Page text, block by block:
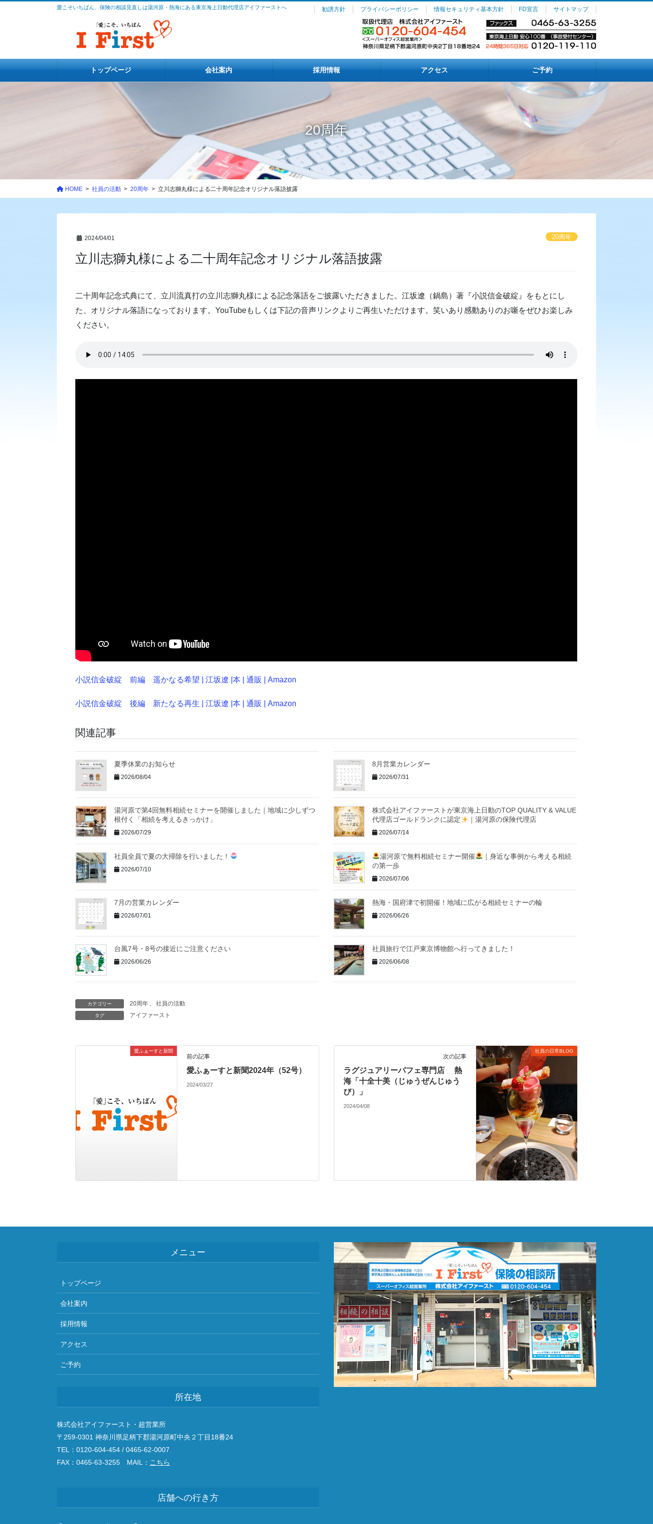
愛こそいちばん、保険の相談見直しは湯河原・熱海にある東京海上日動代理店アイファーストへ 勧誘方針 プライバシーポリシー 情報セキュリティ基本方針 FD宣言 サイトマップ
トップページ 会社案内 採用情報 アクセス ご予約
20周年
HOME 社員の活動 20周年 立川志獅丸様による二十周年記念オリジナル落語披露
2024/04/01 20周年
立川志獅丸様による二十周年記念オリジナル落語披露
二十周年記念式典にて、立川流真打の立川志獅丸様による記念落語をご披露いただきました。江坂遼（鍋島）著『小説信金破綻』をもとにし
た、オリジナル落語になっております。YouTubeもしくは下記の音声リンクよりご再生いただけます。笑いあり感動ありのお噺をぜひお楽しみ
ください。
小説信金破綻 前編 遥かなる希望 | 江坂遼 |本 | 通販 | Amazon
小説信金破綻 後編 新たなる再生 | 江坂遼 |本 | 通販 | Amazon
関連記事
夏季休業のお知らせ
2026/08/04
8月営業カレンダー
2026/07/31
湯河原で第4回無料相続セミナーを開催しました｜地域に少しずつ
根付く「相続を考えるきっかけ」
2026/07/29
株式会社アイファーストが東京海上日動のTOP QUALITY & VALUE
代理店ゴールドランクに認定
｜湯河原の保険代理店
2026/07/14
社員全員で夏の大掃除を行いました！
2026/07/10
湯河原で無料相続セミナー開催
｜身近な事例から考える相続
の第一歩
2026/07/06
7月の営業カレンダー
2026/07/01
熱海・国府津で初開催！地域に広がる相続セミナーの輪
2026/06/26
台風7号・8号の接近にご注意ください
2026/06/26
社員旅行で江戸東京博物館へ行ってきました！
2026/06/08
カテゴリー 20周年 、 社員の活動
タグ アイファースト
愛ふぁーすと新聞
前の記事
愛ふぁーすと新聞2024年（52号）
2024/03/27
社員の日常BLOG
次の記事
ラグジュアリーパフェ専門店 熱
海「十全十美（じゅうぜんじゅう
び）」
2024/04/08
メニュー
トップページ
会社案内
採用情報
アクセス
ご予約
所在地
株式会社アイファースト・超営業所
〒259-0301 神奈川県足柄下郡湯河原町中央２丁目18番24
TEL：0120-604-454 / 0465-62-0007
FAX：0465-63-3255 MAIL： こちら
店舗への行き方